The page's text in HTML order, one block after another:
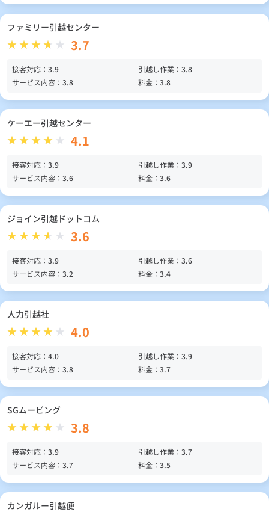
ファミリー引越センター
3.7
接客対応： 3.9 引越し作業： 3.8
サービス内容： 3.8 料金： 3.8
ケーエー引越センター
4.1
接客対応： 3.9 引越し作業： 3.9
サービス内容： 3.6 料金： 3.6
ジョイン引越ドットコム
3.6
接客対応： 3.9 引越し作業： 3.6
サービス内容： 3.2 料金： 3.4
人力引越社
4.0
接客対応： 4.0 引越し作業： 3.9
サービス内容： 3.8 料金： 3.7
SGムービング
3.8
接客対応： 3.9 引越し作業： 3.7
サービス内容： 3.7 料金： 3.5
カンガルー引越便